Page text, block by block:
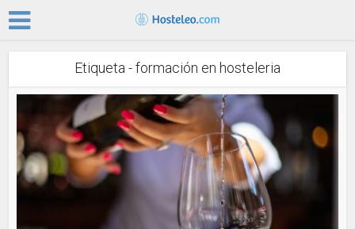
Etiqueta - formación en hosteleria